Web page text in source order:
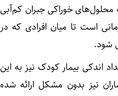
محلول‌های خوراکی جبران کم‌آبی
است تا میان افرادی که در
شود.
اندکی بیمار کودک نیز به این
نیز بدون مشکل ارائه شده